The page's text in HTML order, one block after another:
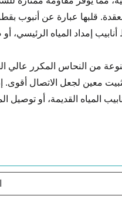
إمداد المياه الرئيسي،
من النحاس المكرر عالي
معين لجعل الاتصال أقوى.
المياه القديمة، أو